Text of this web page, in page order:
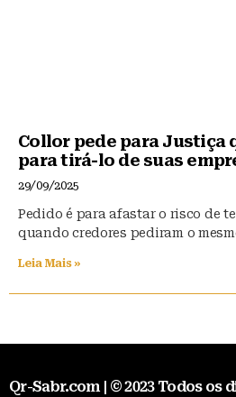
Collor pede para Justiça
para tirá-lo de suas
29/09/2025
Pedido é para afastar o risco de
quando credores pediram o
Leia Mais »
Qr-Sabr.com | © 2023 Todos os